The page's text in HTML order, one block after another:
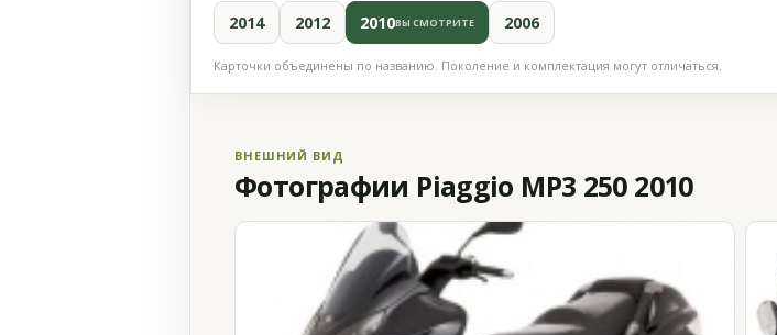
2014 2012 2010ВЫ СМОТРИТЕ 2006
Карточки объединены по названию. Поколение и комплектация могут отличаться.
ВНЕШНИЙ ВИД
Фотографии Piaggio MP3 250 2010